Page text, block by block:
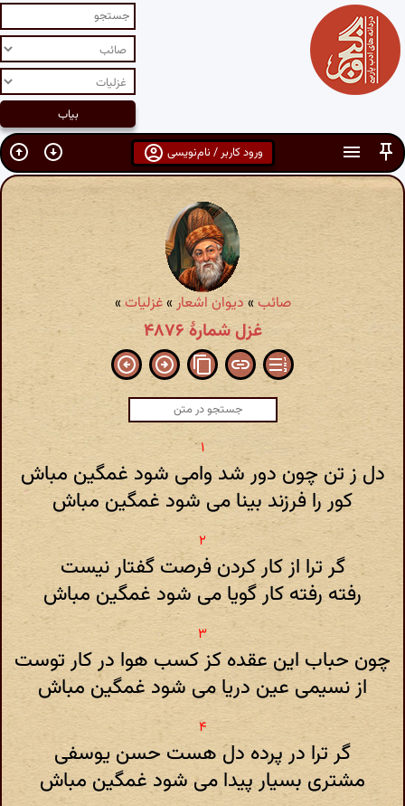
ورود کاربر / نام‌نویسی
صائب »دیوان اشعار»غزلیات»
غزل شمارهٔ ۴۸۷۶
دل ز تن چون دور شد وامی شود غمگین مباش
کور را فرزند بینا می شود غمگین مباش
گر ترا از کار کردن فرصت گفتار نیست
رفته رفته کار گویا می شود غمگین مباش
چون حباب این عقده کز کسب هوا در کار توست
از نسیمی عین دریا می شود غمگین مباش
گر ترا در پرده دل هست حسن یوسفی
مشتری بسیار پیدا می شود غمگین مباش